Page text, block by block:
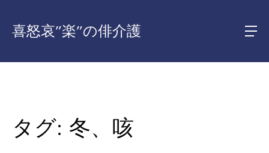
喜怒哀”楽”の俳介護
タグ: 冬、咳